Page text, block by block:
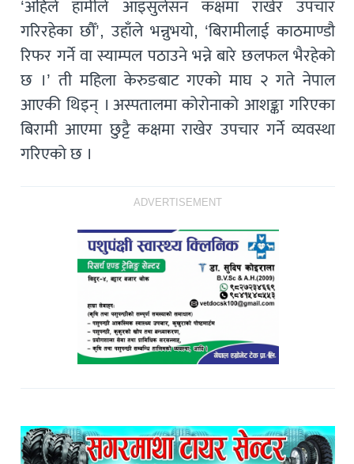
‘अहिले हामीले आइसुलेसन कक्षमा राखेर उपचार
गरिरहेका छौँ’, उहाँले भन्नुभयो, ‘बिरामीलाई काठमाण्डाै
रिफर गर्ने वा स्याम्पल पठाउने भन्ने बारे छलफल भैरहेको
छ ।’ ती महिला केरुङबाट गएकाे माघ २ गते नेपाल
आएकी थिइन् । अस्पतालमा कोरोनाको आशङ्का गरिएका
बिरामी आएमा छुट्टै कक्षमा राखेर उपचार गर्ने व्यवस्था
गरिएको छ ।
ADVERTISEMENT